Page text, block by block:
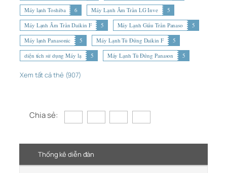
Máy lạnh Toshiba
6 Máy Lạnh Âm Trần LG Inve
5
Máy Lạnh Âm Trần Daikin F
5 Máy Lạnh Giấu Trần Panaso
5
Máy lạnh Panasonic
5 Máy Lạnh Tủ Đứng Daikin F
5
diện tích sử dụng Máy lạ
5 Máy Lạnh Tủ Đứng Panason 5
Xem tất cả thẻ (907)
Chia sẻ:
Thống kê diễn đàn